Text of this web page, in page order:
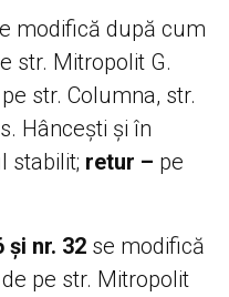
modifică după cum
str. Mitropolit G.
str. Columna, str.
Hâncești și în
stabilit; retur – pe
și nr. 32 se modifică
pe str. Mitropolit